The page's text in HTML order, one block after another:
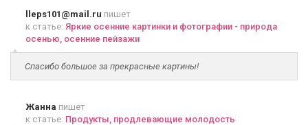
lleps101@mail.ru пишет
к статье: Яркие осенние картинки и фотографии - природа
осенью, осенние пейзажи
Спасибо большое за прекрасные картины!
Жанна пишет
к статье: Продукты, продлевающие молодость